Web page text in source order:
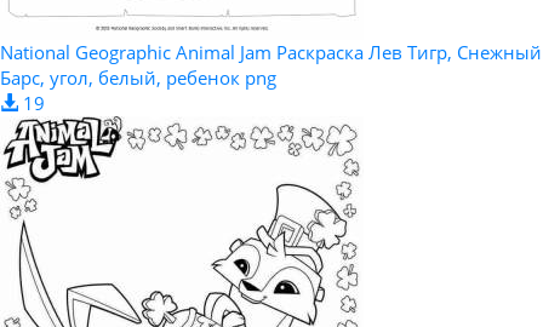
National Geographic Animal Jam Раскраска Лев Тигр, Снежный
Барс, угол, белый, ребенок png
19